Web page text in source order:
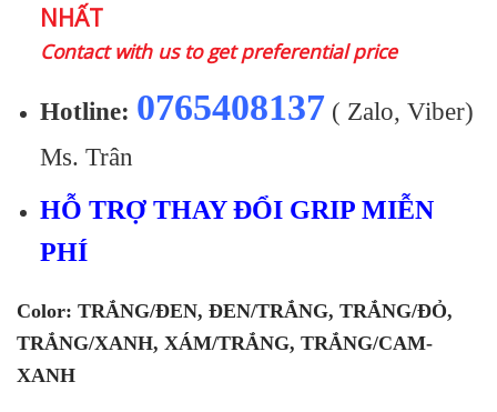
NHẤT
Contact with us to get preferential price
Hotline: 0765408137 ( Zalo, Viber)
Ms. Trân
HỖ TRỢ THAY ĐỔI GRIP MIỄN
PHÍ
Color: TRẮNG/ĐEN, ĐEN/TRẮNG, TRẮNG/ĐỎ,
TRẮNG/XANH, XÁM/TRẮNG, TRẮNG/CAM-
XANH